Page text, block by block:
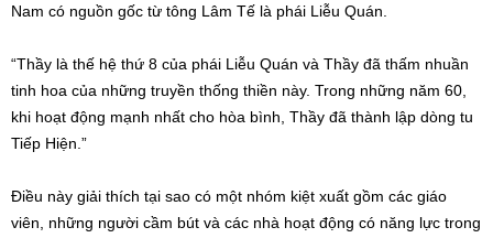
Nam có nguồn gốc từ tông Lâm Tế là phái Liễu Quán.
“Thầy là thế hệ thứ 8 của phái Liễu Quán và Thầy đã thấm nhuần
tinh hoa của những truyền thống thiền này. Trong những năm 60,
khi hoạt động mạnh nhất cho hòa bình, Thầy đã thành lập dòng tu
Tiếp Hiện.”
Điều này giải thích tại sao có một nhóm kiệt xuất gồm các giáo
viên, những người cầm bút và các nhà hoạt động có năng lực trong